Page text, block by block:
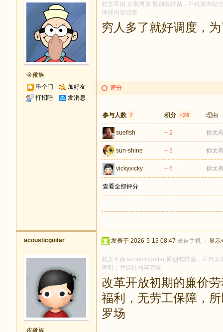
金靴族
串个门
加好友
打招呼
发消息
此文章由 企鹅男孩 原创或转贴，不代表本站
保持内容完整
穷人多了就好调度，
评分
参与人数 7 积分 +26 理由
suefish + 2 你太
sun-shine + 3 你太
vickyvicky + 6 你太
查看全部评分
acousticguitar
皮靴族
发表于 2026-5-13 08:47 来自手机 显示
此文章由 acousticguitar 原创或转贴，不代
声明，并保持内容完整
改革开放初期的廉价
福利，无劳工保障，
罗场